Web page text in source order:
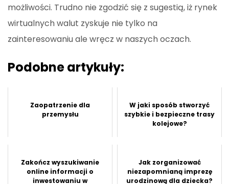
możliwości. Trudno nie zgodzić się z sugestią, iż rynek
wirtualnych walut zyskuje nie tylko na
zainteresowaniu ale wręcz w naszych oczach.
Podobne artykuły:
Zaopatrzenie dla
przemysłu
W jaki sposób stworzyć
szybkie i bezpieczne trasy
kolejowe?
Zakończ wyszukiwanie
online informacji o
inwestowaniu w
Jak zorganizować
niezapomnianą imprezę
urodzinową dla dziecka?